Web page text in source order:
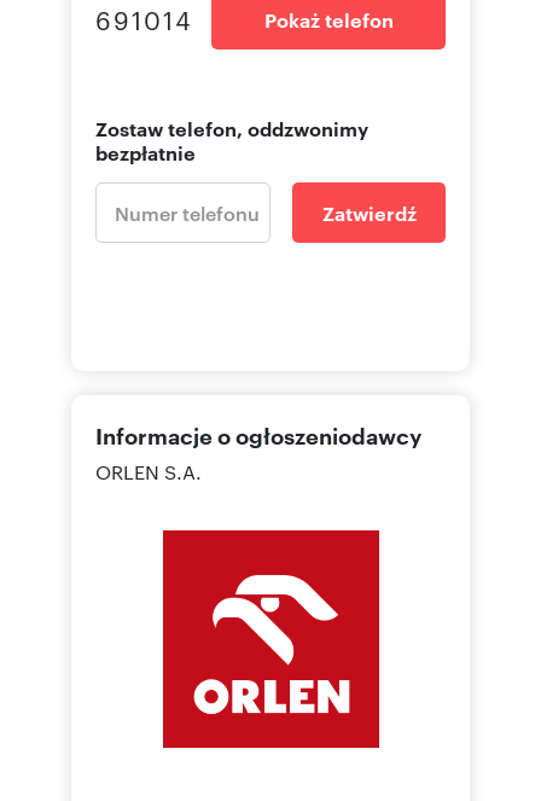
691014 Pokaż telefon
Zostaw telefon, oddzwonimy
bezpłatnie
Zatwierdź
Informacje o ogłoszeniodawcy
ORLEN S.A.